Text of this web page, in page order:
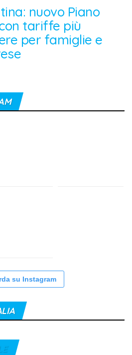
nuovo Piano
tariffe più
per famiglie e
su Instagram